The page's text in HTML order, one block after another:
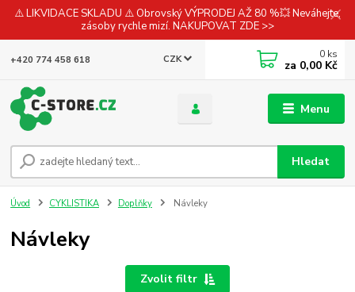
⚠️ LIKVIDACE SKLADU ⚠️ Obrovský VÝPRODEJ AŽ 80 %💥 Neváhejte,
zásoby rychle mizí. NAKUPOVAT ZDE >>
Menu
CZK
Hledat
+420 774 458 618 0 ks
za 0,00 Kč
Úvod CYKLISTIKA Doplňky Návleky
Návleky
Zvolit filtr